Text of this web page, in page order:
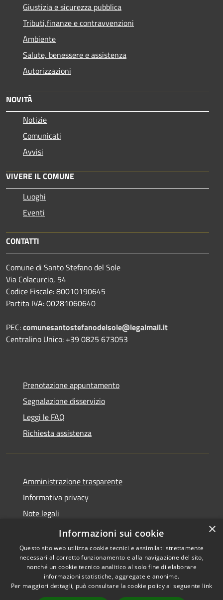
Giustizia e sicurezza pubblica
Tributi,finanze e contravvenzioni
Ambiente
Salute, benessere e assistenza
Autorizzazioni
NOVITÀ
Notizie
Comunicati
Avvisi
VIVERE IL COMUNE
Luoghi
Eventi
CONTATTI
Comune di Santo Stefano del Sole
Via Colacurcio, 54
Codice Fiscale: 80010190645
Partita IVA: 00281060640
PEC:comunesantostefanodelsole@legalmail.it
Centralino Unico: +39 0825 673053
Prenotazione appuntamento
Segnalazione disservizio
Leggi le FAQ
Richiesta assistenza
Amministrazione trasparente
Informativa privacy
Note legali
Dichiarazione di accessibilità
Accessibilità
Copyright © 2026 • Comune di
Santo Stefano del Sole •
×
Informazioni sui cookie
Questo sito web utilizza cookie tecnici e assimilati strettamente
necessari al corretto funzionamento e alla navigazione del sito,
nonché un cookie tecnico analitico al solo fine di elaborare
informazioni statistiche, aggregate e anonime.
Per maggiori dettagli, può consultare la cookie policy al seguente link